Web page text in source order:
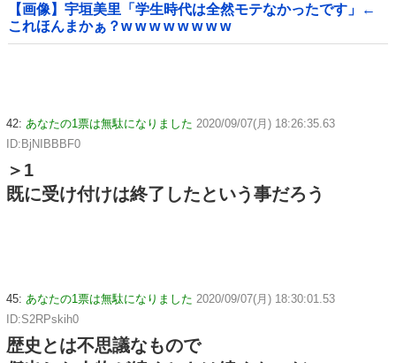
【画像】宇垣美里「学生時代は全然モテなかったです」←
これほんまかぁ？w w w w w w w w
42: あなたの1票は無駄になりました 2020/09/07(月) 18:26:35.63
ID:BjNIBBBF0
＞1
既に受け付けは終了したという事だろう
45: あなたの1票は無駄になりました 2020/09/07(月) 18:30:01.53
ID:S2RPskih0
歴史とは不思議なもので